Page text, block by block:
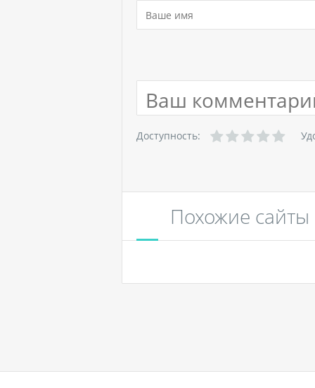
Доступность:
Похожие сайты